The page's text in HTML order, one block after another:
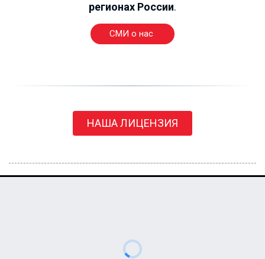
регионах России.
СМИ о нас
НАША ЛИЦЕНЗИЯ